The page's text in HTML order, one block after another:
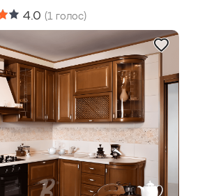
4.0 (1 голос)